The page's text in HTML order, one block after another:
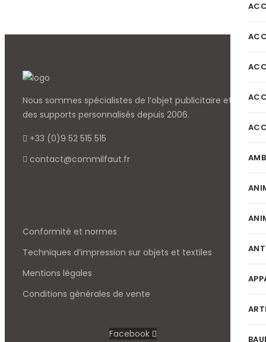
Nous sommes spécialistes de l’objet publicitaire et
des supports personnalisés depuis 2006.
+33 (0)9 52 515 515
contact@commilfaut.fr
Conformité et normes
Techniques d’impression sur objets et textiles
Mentions légales
Conditions générales de vente
Facebook